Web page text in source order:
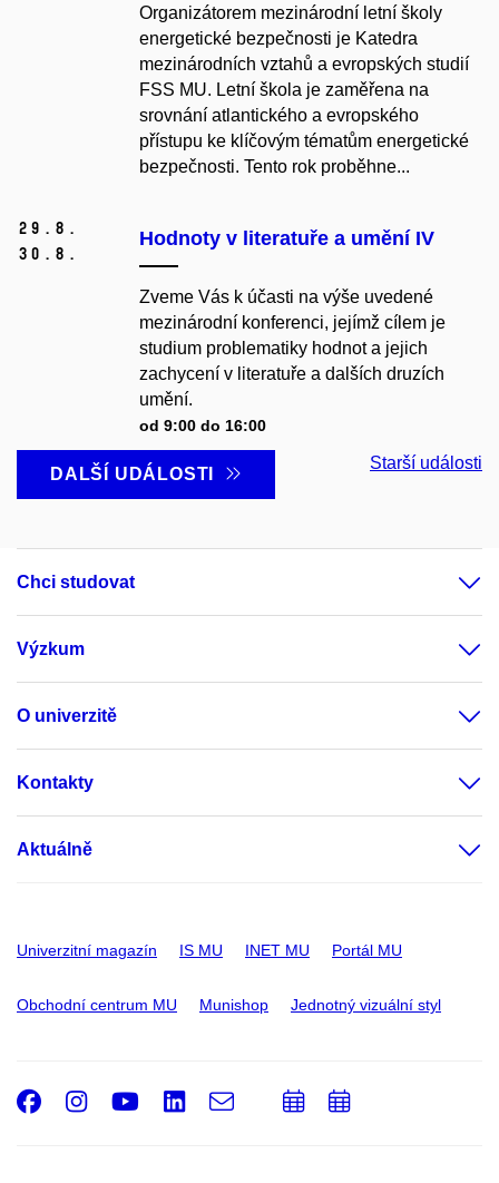
Organizátorem mezinárodní letní školy
energetické bezpečnosti je Katedra
mezinárodních vztahů a evropských studií
FSS MU. Letní škola je zaměřena na
srovnání atlantického a evropského
přístupu ke klíčovým tématům energetické
bezpečnosti. Tento rok proběhne...
29. 8.
30. 8.
Hodnoty v literatuře a umění IV
Zveme Vás k účasti na výše uvedené
mezinárodní konferenci, jejímž cílem je
studium problematiky hodnot a jejich
zachycení v literatuře a dalších druzích
umění.
od 9:00 do 16:00
DALŠÍ UDÁLOSTI
Starší události
Chci studovat
Výzkum
O univerzitě
Kontakty
Aktuálně
Univerzitní magazín IS MU INET MU Portál MU
Obchodní centrum MU Munishop Jednotný vizuální styl
Facebook
Instagram
Youtube
LinkedIn
e-
PřidatPřidat